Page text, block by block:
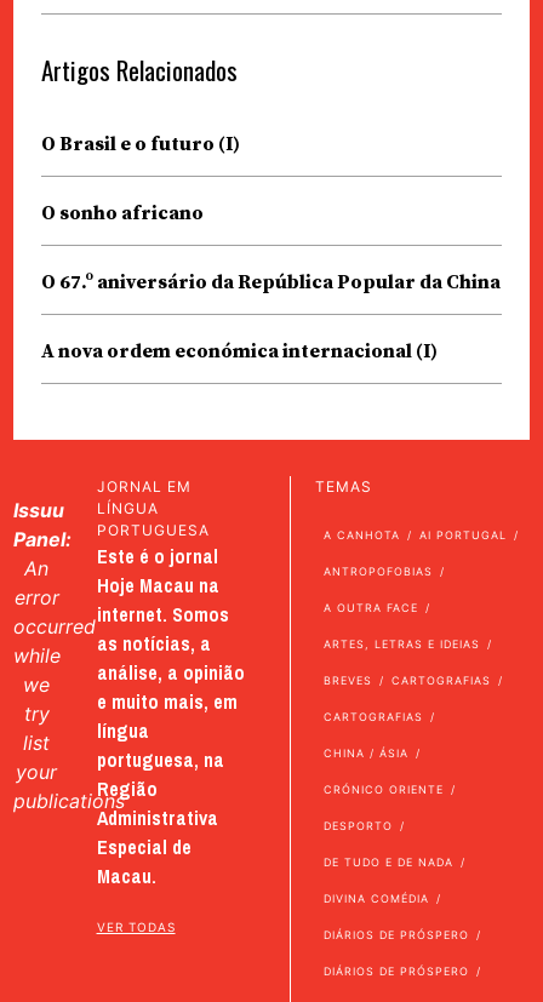
Artigos Relacionados
O Brasil e o futuro (I)
O sonho africano
O 67.º aniversário da República Popular da China
A nova ordem económica internacional (I)
Issuu
Panel:
An
error
occurred
while
we
try
list
your
publications
JORNAL EM
LÍNGUA
PORTUGUESA
Este é o jornal
Hoje Macau na
internet. Somos
as notícias, a
análise, a opinião
e muito mais, em
língua
portuguesa, na
Região
Administrativa
Especial de
Macau.
VER TODAS
TEMAS
A CANHOTA AI PORTUGAL
ANTROPOFOBIAS
A OUTRA FACE
ARTES, LETRAS E IDEIAS
BREVES CARTOGRAFIAS
CARTOGRAFIAS
CHINA / ÁSIA
CRÓNICO ORIENTE
DESPORTO
DE TUDO E DE NADA
DIVINA COMÉDIA
DIÁRIOS DE PRÓSPERO
DIÁRIOS DE PRÓSPERO